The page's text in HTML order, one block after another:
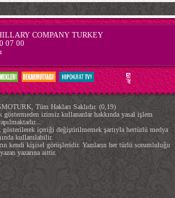
COMPANY TURKEY
07 00
Tüm Hakları Saklıdır. (0,19)
izinsiz kullananlar hakkında yasal işlem
gösterilerek içeriği değiştirilmemek şartıyla hertürlü medya
kullanılabilir.
kendi kişisel görüşleridir. Yazıların her türlü sorumluluğu
yazarına aittir.